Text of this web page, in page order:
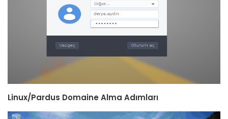
Linux/Pardus Domaine Alma Adımları